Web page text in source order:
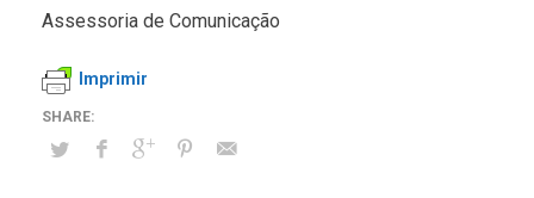
Assessoria de Comunicação
Imprimir